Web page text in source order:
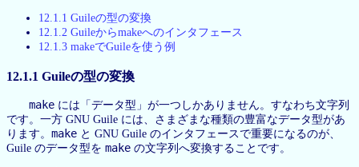
12.1.1 Guileの型の変換
12.1.2 Guileからmakeへのインタフェース
12.1.3 makeでGuileを使う例
12.1.1 Guileの型の変換
make には「データ型」が一つしかありません。すなわち文字列
です。一方 GNU Guile には、さまざまな種類の豊富なデータ型があ
ります。 make と GNU Guile のインタフェースで重要になるのが、
Guile のデータ型を make の文字列へ変換することです。